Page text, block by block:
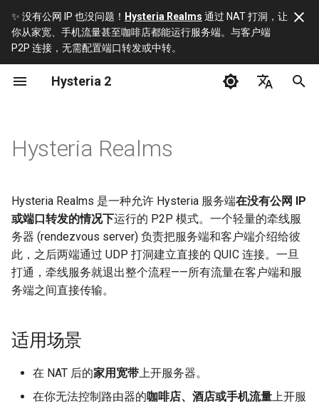
✨ 没有公网 IP 也没问题！ Hysteria Realms 通过 NAT 打洞，让
你从家宽、手机流量甚至咖啡店都能运行服务端。与客户端
P2P 连接，无需配置端口转发或中转。
Hysteria 2
فارسی
正
化
索
引
擎
客户端
第三方应用
选择牵线服务器
公共牵线服务器
(realm.hy2.io)
当前限制
客户端配置
可以套 CDN 吗？
Hysteria Realms
Hysteria Realms 是一种允许 Hysteria 服务端在没有公网 IP
或端口转发的情况下运行的 P2P 模式。一个轻量的牵线服
务器 (rendezvous server) 负责把服务端和客户端介绍给彼
此，之后两端通过 UDP 打洞建立直接的 QUIC 连接。一旦
打通，牵线服务就退出整个流程——所有流量在客户端和服
务端之间直接传输。
适用场景
在 NAT 后的家用宽带上开服务器。
在你无法控制路由器的咖啡店、酒店或手机流量上开服